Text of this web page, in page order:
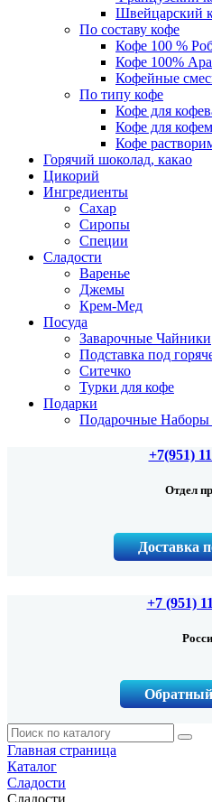
Швейцарский
По составу кофе
Кофе 100 %
Кофе 100%
Кофейные
По типу кофе
Кофе для
Кофе для
Кофе
Горячий шоколад, какао
Цикорий
Ингредиенты
Сахар
Сиропы
Специи
Сладости
Варенье
Джемы
Крем-Мед
Посуда
Заварочные Чайники
Подставка под
Ситечко
Турки для кофе
Подарки
Подарочные Наборы
+7(951)
Отдел
Доставка
+7 (951)
Обратный
Главная страница
Каталог
Сладости